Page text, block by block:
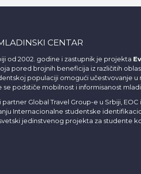
CENTAR
od 2002. godine i zastupnik je projekta
pored brojnih beneficija iz različitih
populaciji omogući učestvovanje
podstiče mobilnost i informisanost
Global Travel Group-e u Srbiji,
Internacionalne studentske
jedinstvenog projekta za studente